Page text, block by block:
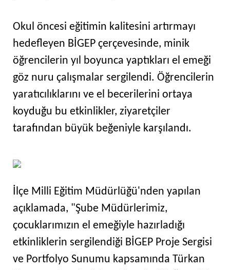
Okul öncesi eğitimin kalitesini artırmayı
hedefleyen BİGEP çerçevesinde, minik
öğrencilerin yıl boyunca yaptıkları el emeği
göz nuru çalışmalar sergilendi. Öğrencilerin
yaratıcılıklarını ve el becerilerini ortaya
koyduğu bu etkinlikler, ziyaretçiler
tarafından büyük beğeniyle karşılandı.
İlçe Milli Eğitim Müdürlüğü'nden yapılan
açıklamada, "Şube Müdürlerimiz,
çocuklarımızın el emeğiyle hazırladığı
etkinliklerin sergilendiği BİGEP Proje Sergisi
ve Portfolyo Sunumu kapsamında Türkan